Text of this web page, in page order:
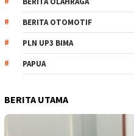
BERITA OTOMOTIF
PLN UP3 BIMA
PAPUA
BERITA UTAMA